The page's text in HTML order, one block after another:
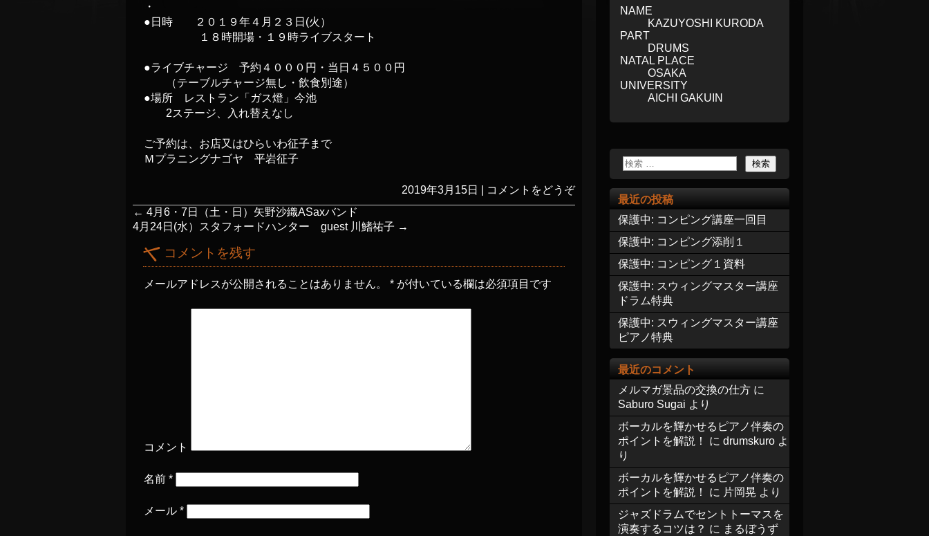
・
●日時 ２０１９年４月２３日(火）
１８時開場・１９時ライブスタート
●ライブチャージ 予約４０００円・当日４５００円
（テーブルチャージ無し・飲食別途）
●場所 レストラン「ガス燈」今池
2ステージ、入れ替えなし
ご予約は、お店又はひらいわ征子まで
Ｍプラニングナゴヤ 平岩征子
2019年3月15日
コメントをどうぞ
← 4月6・7日（土・日）矢野沙織ASaxバンド
4月24日(水）スタフォードハンター guest 川鰭祐子 →
コメントを残す
メールアドレスが公開されることはありません。 * が付いている欄は必須項目です
コメント
名前 *
メール *
NAME
KAZUYOSHI KURODA
PART
DRUMS
NATAL PLACE
OSAKA
UNIVERSITY
AICHI GAKUIN
最近の投稿
保護中: コンピング講座一回目
保護中: コンピング添削１
保護中: コンピング１資料
保護中: スウィングマスター講座
ドラム特典
保護中: スウィングマスター講座
ピアノ特典
最近のコメント
メルマガ景品の交換の仕方 に
Saburo Sugai より
ボーカルを輝かせるピアノ伴奏の
ポイントを解説！
に drumskuro よ
り
ボーカルを輝かせるピアノ伴奏の
ポイントを解説！
に 片岡晃 より
ジャズドラムでセントトーマスを
演奏するコツは？ に まるぼうず